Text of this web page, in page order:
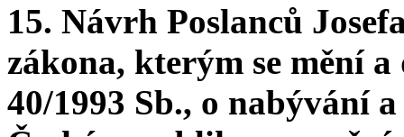
15. Návrh Poslanců
zákona, kterým se mění
40/1993 Sb., o nabývání